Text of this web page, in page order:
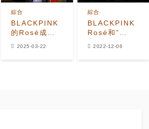
Soloist Hit
on
'Billboard
Hot 100'
History
BLACKPINK
的Rosé成為
繼Olivia
綜合
2025-03-22
BLACKPINK
Rosé和”
Spotify幹部”
綜合
2022-12-06